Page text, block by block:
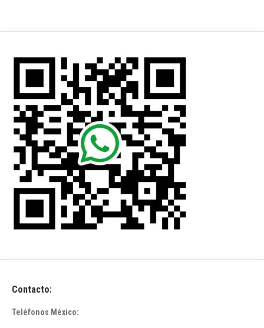
Contacto:
Teléfonos México: